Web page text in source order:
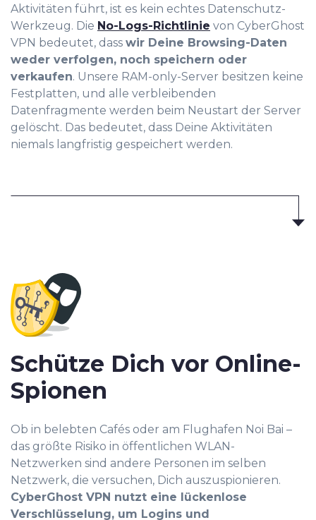
Aktivitäten führt, ist es kein echtes Datenschutz-
Werkzeug. Die No-Logs-Richtlinie von CyberGhost
VPN bedeutet, dass wir Deine Browsing-Daten
weder verfolgen, noch speichern oder
verkaufen. Unsere RAM-only-Server besitzen keine
Festplatten, und alle verbleibenden
Datenfragmente werden beim Neustart der Server
gelöscht. Das bedeutet, dass Deine Aktivitäten
niemals langfristig gespeichert werden.
Ob in belebten Cafés oder am Flughafen Noi Bai –
das größte Risiko in öffentlichen WLAN-
Netzwerken sind andere Personen im selben
Netzwerk, die versuchen, Dich auszuspionieren.
CyberGhost VPN nutzt eine lückenlose
Verschlüsselung, um Logins und
Schütze Dich vor Online-
Spionen